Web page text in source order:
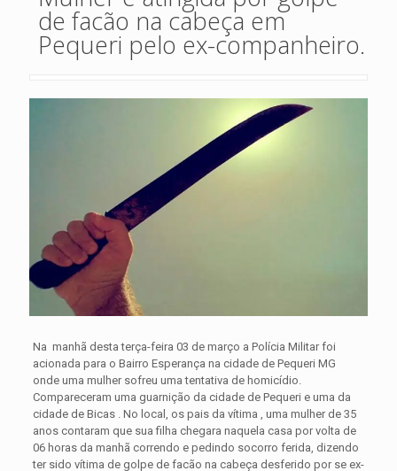
de facão na cabeça em
Pequeri pelo ex-companheiro.
Na manhã desta terça-feira 03 de março a Polícia Militar foi
acionada para o Bairro Esperança na cidade de Pequeri MG
onde uma mulher sofreu uma tentativa de homicídio.
Compareceram uma guarnição da cidade de Pequeri e uma da
cidade de Bicas . No local, os pais da vítima , uma mulher de 35
anos contaram que sua filha chegara naquela casa por volta de
06 horas da manhã correndo e pedindo socorro ferida, dizendo
ter sido vítima de golpe de facão na cabeça desferido por se ex-